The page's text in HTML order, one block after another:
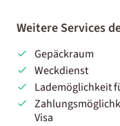
Weitere Services
Gepäckraum
Weckdienst
Lademöglichkeit
Visa